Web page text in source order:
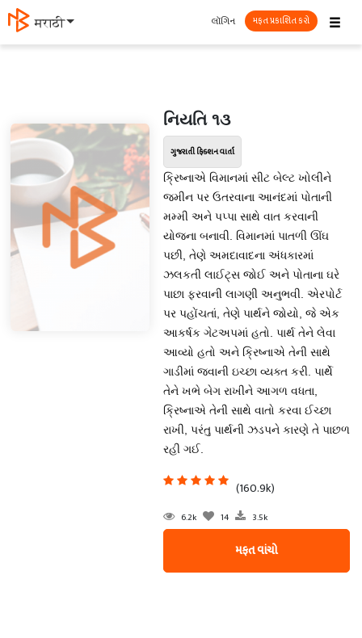
मराठी ☰
લૉગિન મફત પ્રકાશિત કરો
નિયતિ ૧૩
ગુજરાતી ફિક્શન વાર્તા
ક્રિષ્નાએ વિમાનમાં સીટ બેલ્ટ ખોલીને
જમીન પર ઉતરવાના આનંદમાં પોતાની
મમ્મી અને પપ્પા સાથે વાત કરવાની
યોજના બનાવી. વિમાનમાં પાતળી ઊંઘ
પછી, તેણે અમદાવાદના અંધકારમાં
ઝલકતી લાઈટ્સ જોઈ અને પોતાના ઘરે
પાછા ફરવાની લાગણી અનુભવી. એરપોર્ટ
પર પહોંચતાં, તેણે પાર્થને જોયો, જે એક
આકર્ષક ગેટઅપમાં હતો. પાર્થ તેને લેવા
આવ્યો હતો અને ક્રિષ્નાએ તેની સાથે
ગાડીમાં જવાની ઇચ્છા વ્યક્ત કરી. પાર્થે
તેને ખભે બેગ રાખીને આગળ વધતા,
ક્રિષ્નાએ તેની સાથે વાતો કરવા ઈચ્છા
રાખી, પરંતુ પાર્થની ઝડપને કારણે તે પાછળ
રહી ગઈ.
(160.9k)
6.2k 14 3.5k
મફત વાંચો